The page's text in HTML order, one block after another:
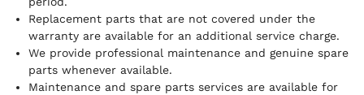
Replacement parts that are not covered under the
warranty are available for an additional service charge.
We provide professional maintenance and genuine spare
parts whenever available.
Maintenance and spare parts services are available for